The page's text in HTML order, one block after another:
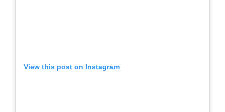
View this post on Instagram